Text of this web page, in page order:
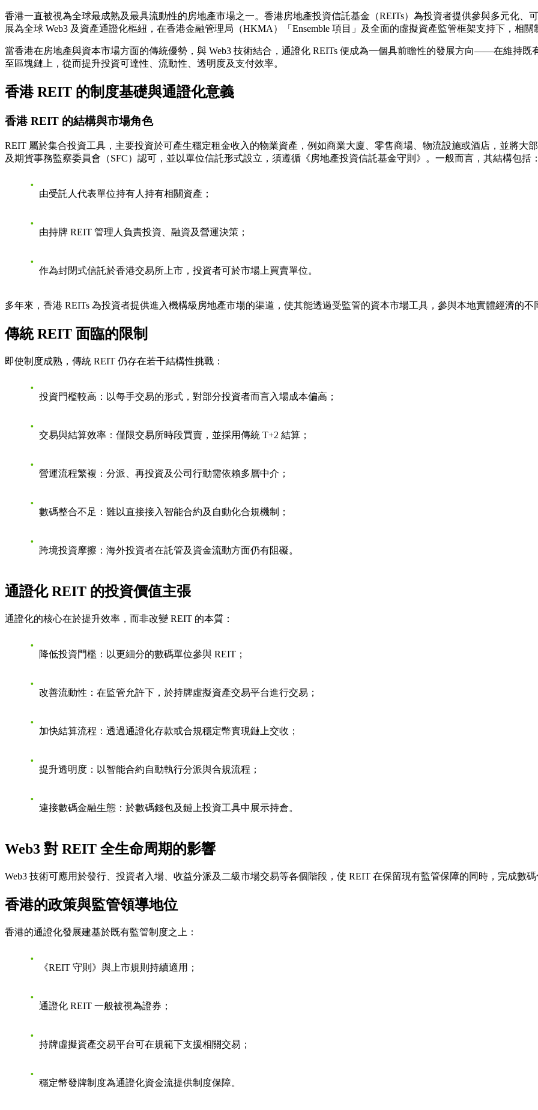
香港一直被視為全球最成熟及最具流動性的房地產市場之一。香港房地產投資信託基金（REITs）為投資者提供參與多元化、
展為全球 Web3 及資產通證化樞紐，在香港金融管理局（HKMA）「Ensemble 項目」及全面的虛擬資產監管框架支持下，相
當香港在房地產與資本市場方面的傳統優勢，與 Web3 技術結合， 通證化 REITs 便成為一個具前瞻性的發展方向——在維持既
至區塊鏈上，從而提升投資可達性、流動性、透明度及支付效率。
香港 REIT 的制度基礎與通證化意義
香港 REIT 的結構與市場角色
REIT 屬於集合投資工具，主要投資於可產生穩定租金收入的物業資產，例如商業大廈、零售商場、物流設施或酒店，並將大
及期貨事務監察委員會（SFC）認可，並以單位信託形式設立，須遵循《房地產投資信託基金守則》。一般而言，其結構包括
由受託人代表單位持有人持有相關資產；
由持牌 REIT 管理人負責投資、融資及營運決策；
作為封閉式信託於香港交易所上市，投資者可於市場上買賣單位。
多年來，香港 REITs 為投資者提供進入機構級房地產市場的渠道，使其能透過受監管的資本市場工具，參與本地實體經濟的不
傳統 REIT 面臨的限制
即使制度成熟，傳統 REIT 仍存在若干結構性挑戰：
投資門檻較高 ：以每手交易的形式，對部分投資者而言入場成本偏高；
交易與結算效率 ：僅限交易所時段買賣，並採用傳統 T+2 結算；
營運流程繁複 ：分派、再投資及公司行動需依賴多層中介；
數碼整合不足 ：難以直接接入智能合約及自動化合規機制；
跨境投資摩擦 ：海外投資者在託管及資金流動方面仍有阻礙。
通證化 REIT 的投資價值主張
通證化的核心在於提升效率，而非改變 REIT 的本質：
降低投資門檻 ：以更細分的數碼單位參與 REIT；
改善流動性 ：在監管允許下，於持牌虛擬資產交易平台進行交易；
加快結算流程 ：透過通證化存款或合規穩定幣實現鏈上交收；
提升透明度 ：以智能合約自動執行分派與合規流程；
連接數碼金融生態 ：於數碼錢包及鏈上投資工具中展示持倉。
Web3 對 REIT 全生命周期的影響
Web3 技術可應用於發行、投資者入場、收益分派及二級市場交易等各個階段，使 REIT 在保留現有監管保障的同時，完成數
香港的政策與監管領導地位
香港的通證化發展建基於既有監管制度之上：
《REIT 守則》與上市規則持續適用；
通證化 REIT 一般被視為證券；
持牌虛擬資產交易平台可在規範下支援相關交易；
穩定幣發牌制度為通證化資金流提供制度保障。